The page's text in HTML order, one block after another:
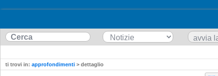
ti trovi in: approfondimenti > dettaglio